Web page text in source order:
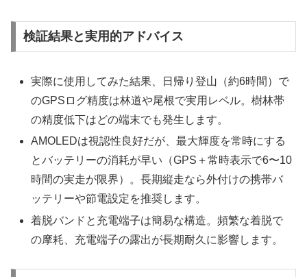
検証結果と実用的アドバイス
実際に使用してみた結果、日帰り登山（約6時間）で
のGPSログ精度は林道や尾根で実用レベル。樹林帯
の精度低下はどの端末でも発生します。
AMOLEDは視認性良好だが、最大輝度を常時にする
とバッテリーの消耗が早い（GPS＋常時表示で6〜10
時間の実走が限界）。長期縦走なら外付けの携帯バ
ッテリーや節電設定を推奨します。
着脱バンドと充電端子は簡易な構造。頻繁な着脱で
の摩耗、充電端子の露出が長期耐久に影響します。